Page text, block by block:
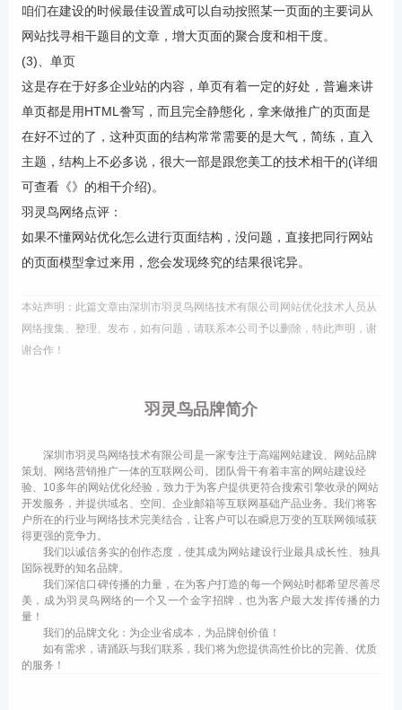
咱们在建设的时候最佳设置成可以自动按照某一页面的主要词从
网站找寻相干题目的文章，增大页面的聚合度和相干度。
(3)、单页
这是存在于好多企业站的内容，单页有着一定的好处，普遍来讲
单页都是用HTML誊写，而且完全静態化，拿来做推广的页面是
在好不过的了，这种页面的结构常常需要的是大气，简练，直入
主题，结构上不必多说，很大一部是跟您美工的技术相干的(详细
可查看《》的相干介绍)。
羽灵鸟网络点评：
如果不懂网站优化怎么进行页面结构，没问题，直接把同行网站
的页面模型拿过来用，您会发现终究的结果很诧异。
本站声明：此篇文章由深圳市羽灵鸟网络技术有限公司网站优化技术人员从
网络搜集、整理、发布，如有问题，请联系本公司予以删除，特此声明，谢
谢合作！
羽灵鸟品牌简介
深圳市羽灵鸟网络技术有限公司是一家专注于高端网站建设、网站品牌
策划、网络营销推广一体的互联网公司。团队骨干有着丰富的网站建设经
验、10多年的网站优化经验，致力于为客户提供更符合搜索引擎收录的网站
开发服务，并提供域名、空间、企业邮箱等互联网基础产品业务。我们将客
户所在的行业与网络技术完美结合，让客户可以在瞬息万变的互联网领域获
得更强的竞争力。
我们以诚信务实的创作态度，使其成为网站建设行业最具成长性、独具
国际视野的知名品牌。
我们深信口碑传播的力量，在为客户打造的每一个网站时都希望尽善尽
美，成为羽灵鸟网络的一个又一个金字招牌，也为客户最大发挥传播的力
量！
我们的品牌文化：为企业省成本，为品牌创价值！
如有需求，请踊跃与我们联系，我们将为您提供高性价比的完善、优质
的服务！